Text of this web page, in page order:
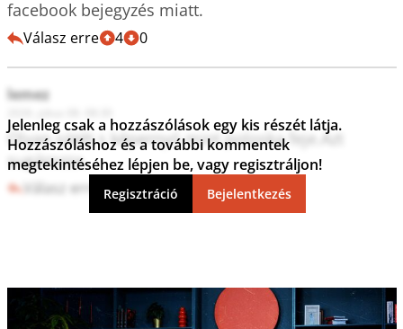
Válasz erre 4 0
lemez
Olyan sötét s képernyó mint poloska feje.Azt
sugározza.
Válasz erre 2 0
Jelenleg csak a hozzászólások egy kis részét látja.
Hozzászóláshoz és a további kommentek
megtekintéséhez lépjen be, vagy regisztráljon!
Regisztráció Bejelentkezés